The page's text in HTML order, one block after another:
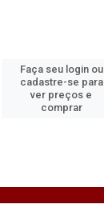
Faça seu login ou
cadastre-se para
ver preços e
comprar